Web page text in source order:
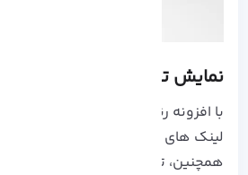
نمایش تعداد لینک ها
با افزونه رنک مث شما قابلیت آن را
لینک های ارجاع شده به یک صفحه
همچنین، تعداد مقالاتی که به یک